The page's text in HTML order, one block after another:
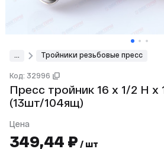
Тройники резьбовые пресс
Код: 32996
Пресс тройник 16 x 1/2 Н х 16 TIM
(13шт/104ящ)
Цена
349,44 ₽ / шт